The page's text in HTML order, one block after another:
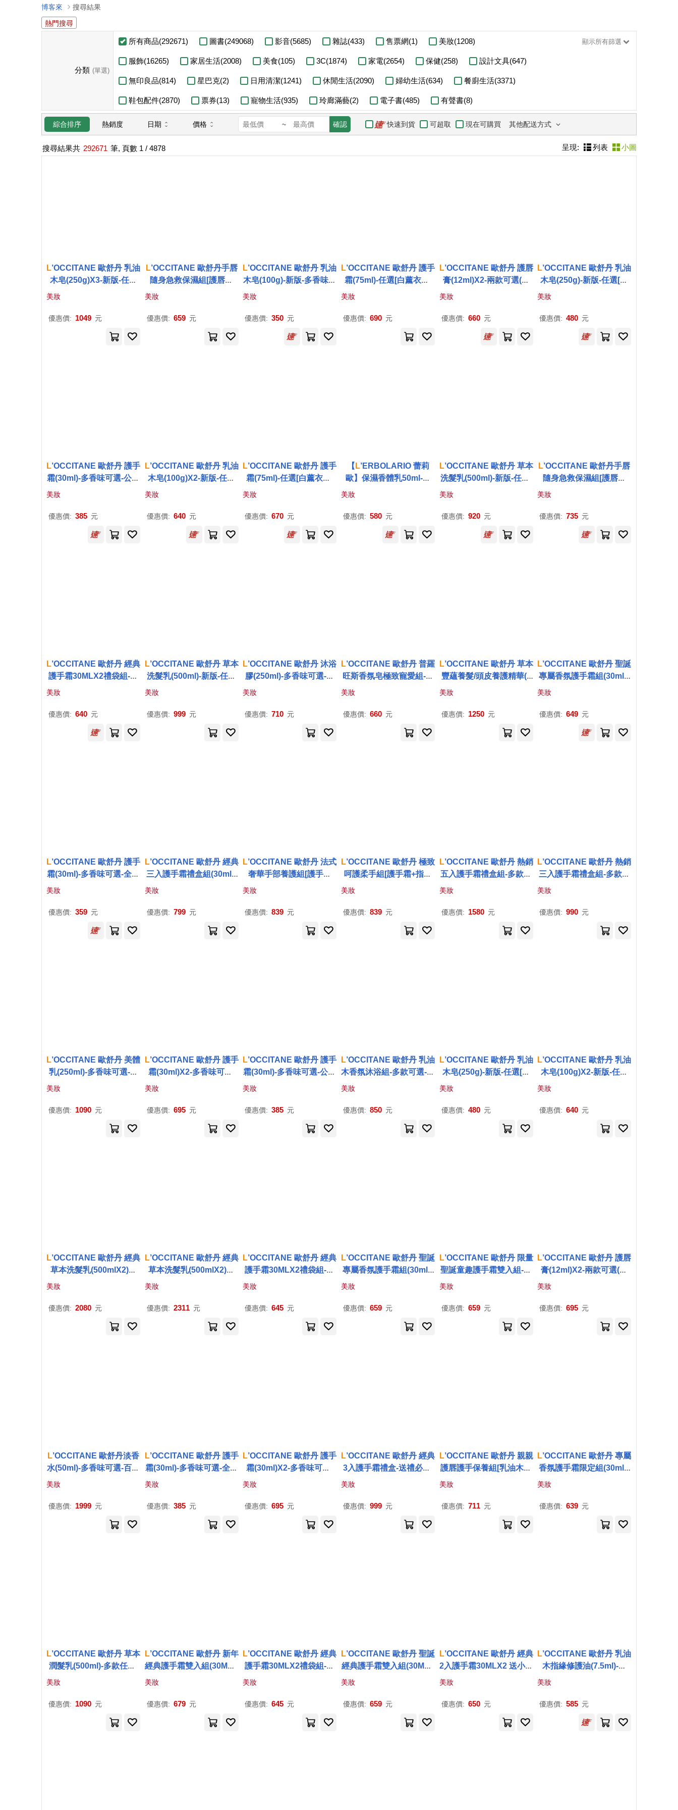
博客來
搜尋結果
熱門搜尋
分類 (單選)
所有商品(292671) 圖書(249068) 影音(5685) 雜誌(433) 售票網(1) 美妝(1208)
服飾(16265) 家居生活(2008) 美食(105) 3C(1874) 家電(2654) 保健(258) 設計文具(647)
無印良品(814) 星巴克(2) 日用清潔(1241) 休閒生活(2090) 婦幼生活(634) 餐廚生活(3371)
鞋包配件(2870) 票券(13) 寵物生活(935) 玲廊滿藝(2) 電子書(485) 有聲書(8)
顯示所有篩選
綜合排序 熱銷度 日期 價格 ~ 確認 快速到貨 可超取 現在可購買 其他配送方式
搜尋結果共 292671 筆, 頁數 1 / 4878 呈現: 列表 小圖
L’OCCITANE 歐舒丹 乳油
木皂(250g)X3-新版-任選
[牛奶/薰衣草/馬鞭草]-百貨
美妝
優惠價: 1049 元
L’OCCITANE 歐舒丹手唇
隨身急救保濕組[護唇膏
+護手霜+貓咪吊飾+禮袋]-
濕護唇膏+手霜
美妝
優惠價: 659 元
L’OCCITANE 歐舒丹 乳油
木皂(100g)-新版-多香味可
美妝
優惠價: 350 元
L’OCCITANE 歐舒丹 護手
霜(75ml)-任選[白薰衣草/
玫瑰/櫻花]-國際航空版 白
美妝
優惠價: 690 元
L’OCCITANE 歐舒丹 護唇
膏(12ml)X2-兩款可選(櫻
花/玫瑰)-新版-百貨公司貨
美妝
優惠價: 660 元
L’OCCITANE 歐舒丹 乳油
木皂(250g)-新版-任選[牛
奶/薰衣草/馬鞭草]-百貨公
美妝
優惠價: 480 元
L’OCCITANE 歐舒丹 護手
霜(30ml)-多香味可選-公司
美妝
優惠價: 385 元
L’OCCITANE 歐舒丹 乳油
木皂(100g)X2-新版-任選
[牛奶/薰衣草/馬鞭草]-百貨
美妝
優惠價: 640 元
L’OCCITANE 歐舒丹 護手
霜(75ml)-任選[白薰衣草/
玫瑰/櫻花]-國際航空版 白
美妝
優惠價: 670 元
【 L’ERBOLARIO 蕾莉
歐】保濕香體乳50ml-苦
艾、鳶尾花(任選一入) 苦
美妝
優惠價: 580 元
L’OCCITANE 歐舒丹 草本
洗髮乳(500ml)-新版-任選-
公司貨 (效期至2027.8) 修
美妝
優惠價: 920 元
L’OCCITANE 歐舒丹手唇
隨身急救保濕組[護唇膏
+護手霜+貓咪吊飾+禮袋]-
濕護唇膏+手霜
美妝
優惠價: 735 元
L’OCCITANE 歐舒丹 經典
護手霜30MLX2禮袋組-聖
誕交換禮物-多款任選 櫻花
美妝
優惠價: 640 元
L’OCCITANE 歐舒丹 草本
洗髮乳(500ml)-新版-任選
美妝
優惠價: 999 元
L’OCCITANE 歐舒丹 沐浴
膠(250ml)-多香味可選-公
美妝
優惠價: 710 元
L’OCCITANE 歐舒丹 普羅
旺斯香氛皂極致寵愛組-多
款可選-公司貨 牛奶X2
美妝
優惠價: 660 元
L’OCCITANE 歐舒丹 草本
豐蘊養髮/頭皮養護精華(5
0ml)-多款-百貨公司貨 豐
美妝
優惠價: 1250 元
L’OCCITANE 歐舒丹 聖誕
專屬香氛護手霜組(30mlX
2)-聖誕交換禮物-航空版
美妝
優惠價: 649 元
L’OCCITANE 歐舒丹 護手
霜(30ml)-多香味可選-全新
包裝-公司貨 橙花蘭花
美妝
優惠價: 359 元
L’OCCITANE 歐舒丹 經典
三入護手霜禮盒組(30mlX
3)-多款可選-國際航空版
美妝
優惠價: 799 元
L’OCCITANE 歐舒丹 法式
奢華手部養護組[護手霜
+指緣油+貓咪零錢包]-多
緣油
美妝
優惠價: 839 元
L’OCCITANE 歐舒丹 極致
呵護柔手組[護手霜+指緣
油+狗狗零錢包]-多款可選-
美妝
優惠價: 839 元
L’OCCITANE 歐舒丹 熱銷
五入護手霜禮盒組-多款可
美妝
優惠價: 1580 元
L’OCCITANE 歐舒丹 熱銷
三入護手霜禮盒組-多款可
選-公司貨 乳油木+櫻花
美妝
優惠價: 990 元
L’OCCITANE 歐舒丹 美體
乳(250ml)-多香味可選-百
美妝
優惠價: 1090 元
L’OCCITANE 歐舒丹 護手
霜(30ml)X2-多香味可選-
美妝
優惠價: 695 元
L’OCCITANE 歐舒丹 護手
霜(30ml)-多香味可選-公司
美妝
優惠價: 385 元
L’OCCITANE 歐舒丹 乳油
木香氛沐浴組-多款可選-公
美妝
優惠價: 850 元
L’OCCITANE 歐舒丹 乳油
木皂(250g)-新版-任選[牛
奶/薰衣草/馬鞭草]-百貨公
美妝
優惠價: 480 元
L’OCCITANE 歐舒丹 乳油
木皂(100g)X2-新版-任選
[牛奶/薰衣草/馬鞭草]-百貨
美妝
優惠價: 640 元
L’OCCITANE 歐舒丹 經典
草本洗髮乳(500mlX2)送
蓬鬆按摩梳-多款可選-公司
美妝
優惠價: 2080 元
L’OCCITANE 歐舒丹 經典
草本洗髮乳(500mlX2)送
頭皮按摩刷-多款任選-公司
美妝
優惠價: 2311 元
L’OCCITANE 歐舒丹 經典
護手霜30MLX2禮袋組-聖
誕交換禮物-多款任選 乳油
美妝
優惠價: 645 元
L’OCCITANE 歐舒丹 聖誕
專屬香氛護手霜組(30mlX
2)-聖誕交換禮物-航空版
美妝
優惠價: 659 元
L’OCCITANE 歐舒丹 限量
聖誕童趣護手霜雙入組-多
款可選-聖誕交換禮物-航空
美妝
優惠價: 659 元
L’OCCITANE 歐舒丹 護唇
膏(12ml)X2-兩款可選(櫻
花/玫瑰)-新版-百貨公司貨
美妝
優惠價: 695 元
L’OCCITANE 歐舒丹淡香
水(50ml)-多香味可選-百貨
美妝
優惠價: 1999 元
L’OCCITANE 歐舒丹 護手
霜(30ml)-多香味可選-全新
包裝-公司貨 橙花蘭花
美妝
優惠價: 385 元
L’OCCITANE 歐舒丹 護手
霜(30ml)X2-多香味可選-
全新包裝-公司貨 橙花蘭花
美妝
優惠價: 695 元
L’OCCITANE 歐舒丹 經典
3入護手霜禮盒-送禮必備-
公司貨 乳油木玫瑰+橙花
美妝
優惠價: 999 元
L’OCCITANE 歐舒丹 親親
護唇護手保養組[乳油木護
手霜+護唇膏(多味道可選)]
潤唇膏
美妝
優惠價: 711 元
L’OCCITANE 歐舒丹 專屬
香氛護手霜限定組(30mlX
2)-新春禮物-航空版 乳油
美妝
優惠價: 639 元
L’OCCITANE 歐舒丹 草本
潤髮乳(500ml)-多款任選-
新版-國際航空版 平衡
美妝
優惠價: 1090 元
L’OCCITANE 歐舒丹 新年
經典護手霜雙入組(30MLX
2)-新春送禮-新版-國際航
美妝
優惠價: 679 元
L’OCCITANE 歐舒丹 經典
護手霜30MLX2禮袋組-國
美妝
優惠價: 645 元
L’OCCITANE 歐舒丹 聖誕
經典護手霜雙入組(30MLX
2)-聖誕交換禮物-國際航空
美妝
優惠價: 659 元
L’OCCITANE 歐舒丹 經典
2入護手霜30MLX2 送小熊
毛巾 乳油木+薰衣草
美妝
優惠價: 650 元
L’OCCITANE 歐舒丹 乳油
木指緣修護油(7.5ml)-新
美妝
優惠價: 585 元